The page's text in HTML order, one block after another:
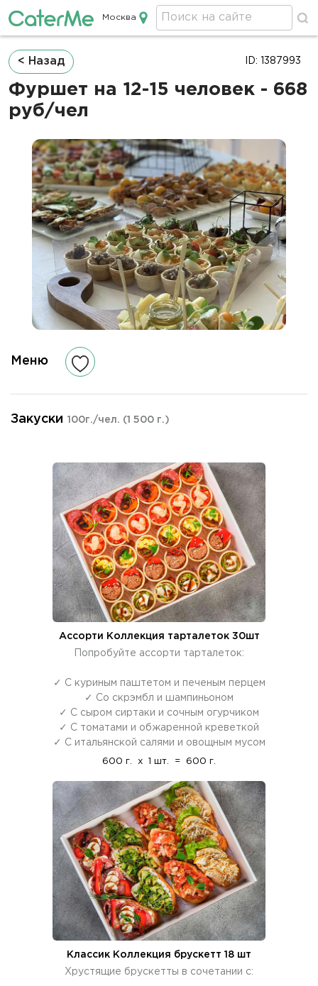
Кейтеринг в Москве
Москва
Строка
навигации
< Назад
Фуршет на 12-15 человек - 668
руб/чел
ID: 1387993
Меню
Закуски 100г./чел. (1 500 г.)
Ассорти Коллекция тарталеток 30шт
Попробуйте ассорти тарталеток:
✓ С куриным паштетом и печеным перцем
✓ Со скрэмбл и шампиньоном
✓ С сыром сиртаки и сочным огурчиком
✓ С томатами и обжаренной креветкой
✓ С итальянской салями и овощным мусом
600 г. x 1 шт. = 600 г.
Классик Коллекция брускетт 18 шт
Хрустящие брускетты в сочетании с: